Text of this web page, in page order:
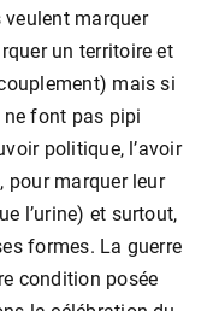
marquer
un territoire et
mais si
ne font pas pipi
politique, l’avoir
pour marquer leur
l’urine) et surtout,
formes. La guerre
condition posée